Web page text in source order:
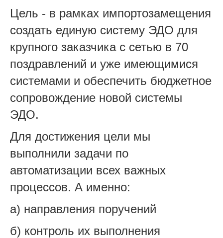
Цель - в рамках импортозамещения
создать единую систему ЭДО для
крупного заказчика с сетью в 70
поздравлений и уже имеющимися
системами и обеспечить бюджетное
сопровождение новой системы
ЭДО.
Для достижения цели мы
выполнили задачи по
автоматизации всех важных
процессов. А именно:
а) направления поручений
б) контроль их выполнения